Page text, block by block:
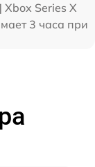
Series X
3 часа при